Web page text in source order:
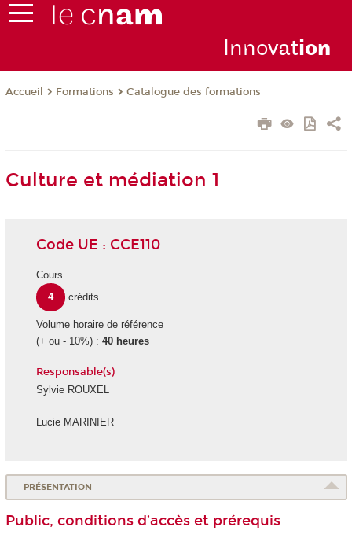
Innovation
Accueil Formations Catalogue des formations
Culture et médiation 1
Code UE : CCE110
Cours
4
crédits
Volume horaire de référence
(+ ou - 10%) : 40 heures
Responsable(s)
Sylvie ROUXEL
Lucie MARINIER
PRÉSENTATION
Public, conditions d’accès et prérequis